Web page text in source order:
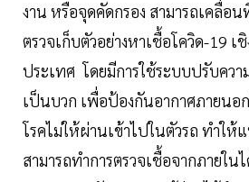
งาน หรือจุดคัดกรอง สามารถเคลื่อ
ตรวจเก็บตัวอย่างหาเชื้อโควิด-19
ประเทศ โดยมีการใช้ระบบปรับคว
เป็นบวก เพื่อป้องกันอากาศภายน
โรคไม่ให้ผ่านเข้าไปในตัวรถ ทำใ
สามารถทำการตรวจเชื้อจากภายใน